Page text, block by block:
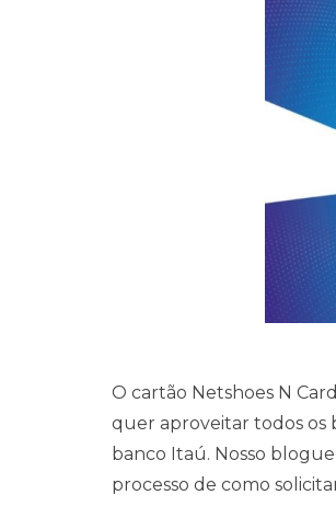
O cartão Netshoes N
quer aproveitar todos os
banco Itaú. Nosso
processo de como